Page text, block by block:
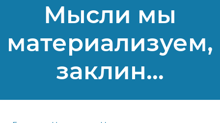
Мысли мы
материализуем,
заклин...